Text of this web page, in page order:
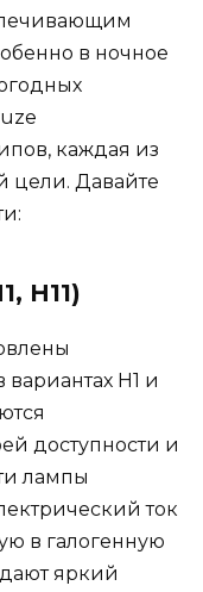
в ночное
каждая из
цели. Давайте
Н11)
H1 и
доступности и
лампы
ток
в галогенную
яркий